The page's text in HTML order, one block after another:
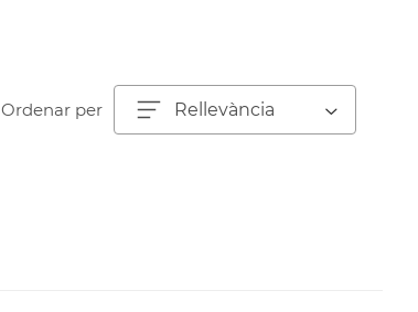
Ordenar per Rellevància